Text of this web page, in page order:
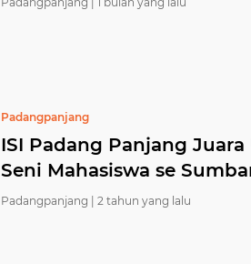
Padangpanjang
ISI Padang Panjang
Seni Mahasiswa se
Padangpanjang | 2 tahun yang lalu